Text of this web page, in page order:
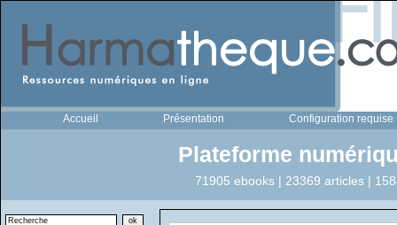
Accueil Présentation Configuration requise
Plateforme
71905 ebooks | 23369 articles |